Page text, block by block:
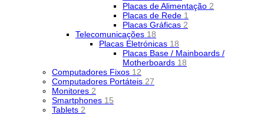
Placas de Alimentação 2
Placas de Rede 1
Placas Gráficas 2
Telecomunicações 18
Placas Eletrónicas 18
Placas Base / Mainboards /
Motherboards 18
Computadores Fixos 12
Computadores Portáteis 27
Monitores 2
Smartphones 15
Tablets 2